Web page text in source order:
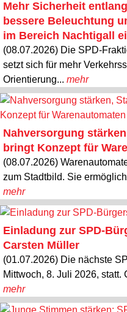
Mehr Sicherheit
bessere Beleuchtung
im Bereich Nachtigall
(08.07.2026) Die SPD-
setzt sich für mehr
Orientierung... mehr
Nahversorgung
bringt Konzept für
(08.07.2026)
zum Stadtbild. Sie
mehr
Einladung zur SPD-
Carsten Müller
(01.07.2026) Die nächste
Mittwoch, 8. Juli 2026, statt.
mehr